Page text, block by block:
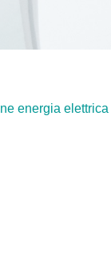
energia elettrica